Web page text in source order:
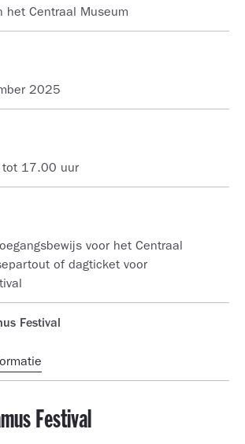
het Centraal Museum
2025
tot 17.00 uur
voor het Centraal
of dagticket voor
Festival
Festival